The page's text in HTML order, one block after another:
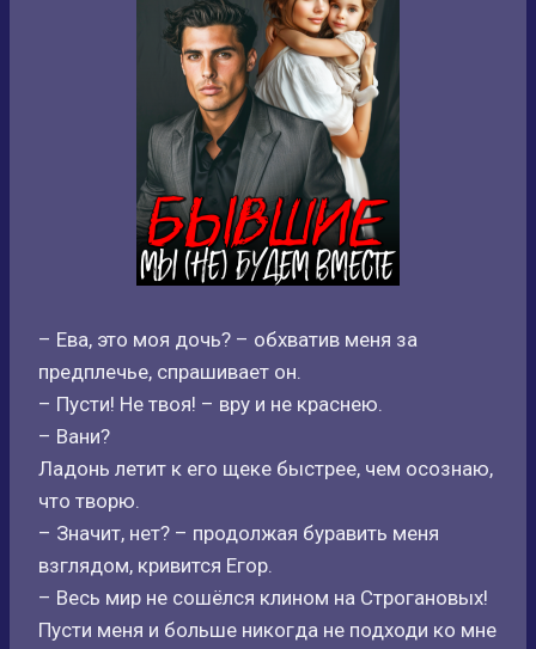
– Ева, это моя дочь? – обхватив меня за
предплечье, спрашивает он.
– Пусти! Не твоя! – вру и не краснею.
– Вани?
Ладонь летит к его щеке быстрее, чем осознаю,
что творю.
– Значит, нет? – продолжая буравить меня
взглядом, кривится Егор.
– Весь мир не сошёлся клином на Строгановых!
Пусти меня и больше никогда не подходи ко мне